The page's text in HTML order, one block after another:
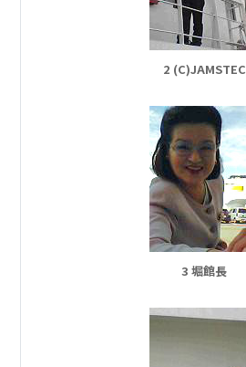
2 (C)JAMSTEC
3 堀館長